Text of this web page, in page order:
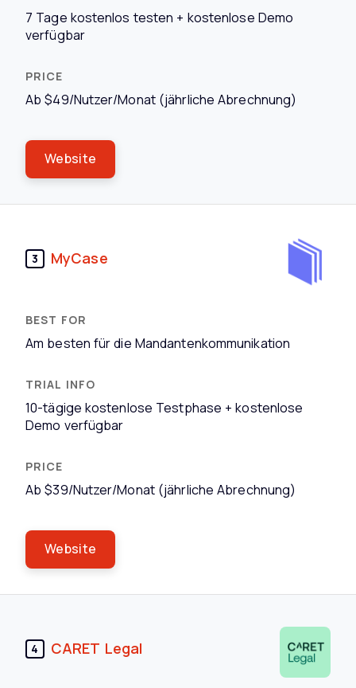
7 Tage kostenlos testen + kostenlose Demo
verfügbar
Ab $49/Nutzer/Monat (jährliche Abrechnung)
Website
3 MyCase
Am besten für die Mandantenkommunikation
10-tägige kostenlose Testphase + kostenlose
Demo verfügbar
Ab $39/Nutzer/Monat (jährliche Abrechnung)
Website
4 CARET Legal